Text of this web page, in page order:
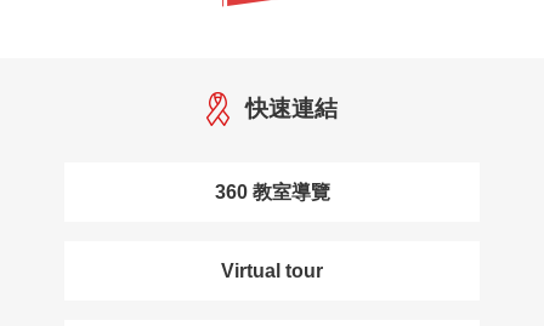
快速連結
360 教室導覽
Virtual tour